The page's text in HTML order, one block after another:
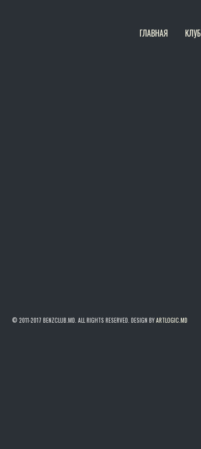
Главное меню
ГЛАВНАЯ КЛУБ
© 2011-2017 BENZCLUB.MD. ALL RIGHTS RESERVED. DESIGN BYARTLOGIC.MD